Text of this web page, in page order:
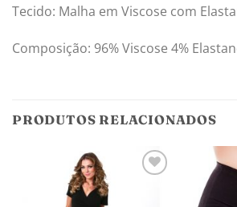
Tecido: Malha em Viscose com
Composição: 96% Viscose 4%
PRODUTOS RELACIONADOS